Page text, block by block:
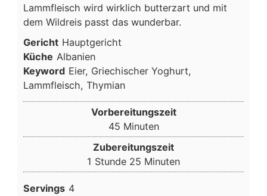
Lammfleisch wird wirklich butterzart und mit
dem Wildreis passt das wunderbar.
Gericht Hauptgericht
Küche Albanien
Keyword Eier, Griechischer Yoghurt,
Lammfleisch, Thymian
Vorbereitungszeit
45Minuten
Minuten
Zubereitungszeit
1 Stunde
Stunde 25 Minuten
Minuten
Servings 4